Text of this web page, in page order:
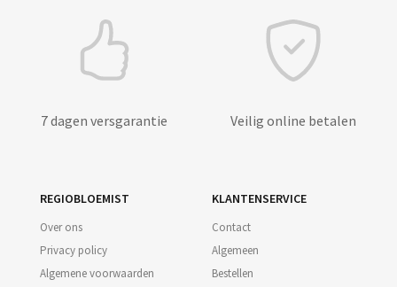
7 dagen versgarantie Veilig online betalen
REGIOBLOEMIST
Over ons
Privacy policy
Algemene voorwaarden
KLANTENSERVICE
Contact
Algemeen
Bestellen